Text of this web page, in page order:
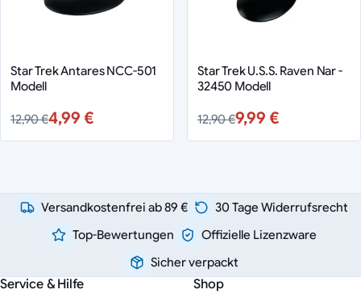
Star Trek Antares NCC-501
Modell
12,90 €4,99 €
Star Trek U.S.S. Raven Nar -
32450 Modell
12,90 €9,99 €
Versandkostenfrei ab 89 €
30 Tage Widerrufsrecht
Top-Bewertungen
Offizielle Lizenzware
Sicher verpackt
Service & Hilfe Shop